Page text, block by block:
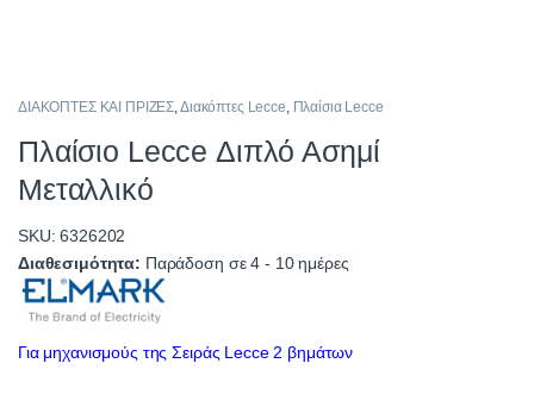
ΔΙΑΚΟΠΤΕΣ ΚΑΙ ΠΡΙΖΕΣ Διακόπτες Lecce Πλαίσια Lecce
Πλαίσιο Lecce Διπλό Ασημί
Μεταλλικό
SKU: 6326202
Διαθεσιμότητα: Παράδοση σε 4 - 10 ημέρες
Για μηχανισμούς της Σειράς Lecce 2 βημάτων